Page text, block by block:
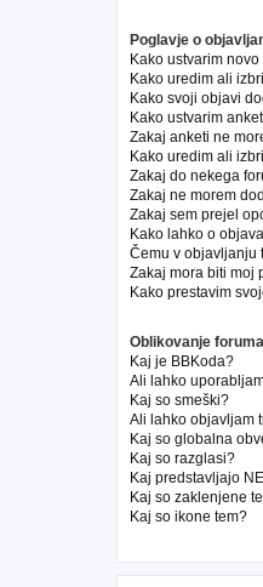
Poglavje o
Kako ustvarim
Kako uredim ali
Kako svoji objavi
Kako ustvarim
Zakaj anketi ne
Kako uredim ali
Zakaj do nekega
Zakaj ne morem
Zakaj sem prejel
Kako lahko o
Čemu v objavljanju
Zakaj mora biti moj
Kako prestavim
Oblikovanje
Kaj je BBKoda?
Ali lahko
Kaj so smeški?
Ali lahko objavljam
Kaj so globalna
Kaj so razglasi?
Kaj predstavljajo
Kaj so zaklenjene
Kaj so ikone tem?